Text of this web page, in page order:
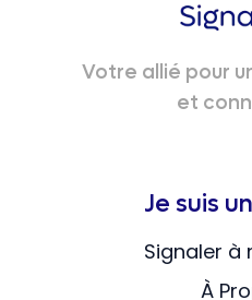
Votre allié pour
et
Je suis
Signaler à
À